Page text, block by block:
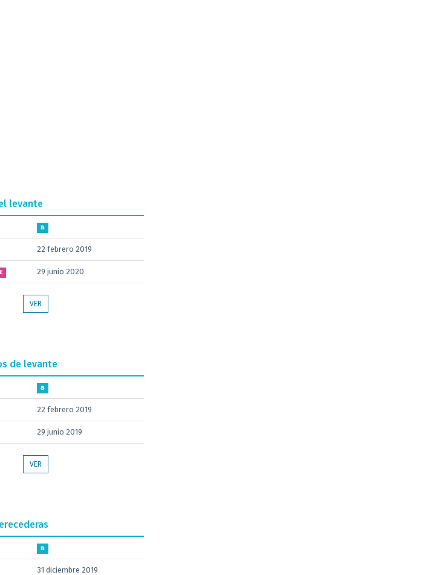
levante
B
22 febrero 2019
E 29 junio 2020
VER
de levante
B
22 febrero 2019
29 junio 2019
VER
B
31 diciembre 2019